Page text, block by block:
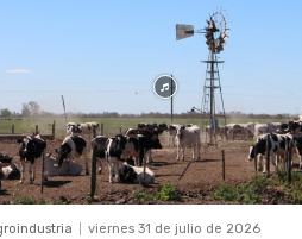
viernes 31 de julio de 2026